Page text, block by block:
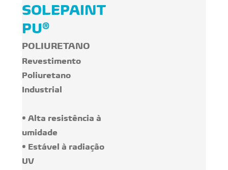
SOLEPAINT
PU®
POLIURETANO
Revestimento
Poliuretano
Industrial
• Alta resistência à
umidade
• Estável à radiação
UV